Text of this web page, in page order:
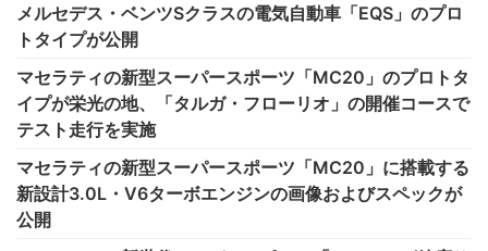
メルセデス・ベンツSクラスの電気自動車「EQS」のプロ
トタイプが公開
マセラティの新型スーパースポーツ「MC20」のプロトタ
イプが栄光の地、「タルガ・フローリオ」の開催コースで
テスト走行を実施
マセラティの新型スーパースポーツ「MC20」に搭載する
新設計3.0L・V6ターボエンジンの画像およびスペックが
公開